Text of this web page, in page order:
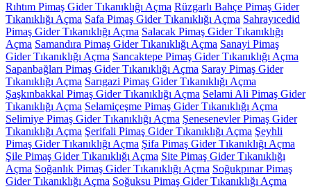
Rıhtım Pimaş Gider Tıkanıklığı Açma Rüzgarlı Bahçe Pimaş Gider
Tıkanıklığı Açma Safa Pimaş Gider Tıkanıklığı Açma Sahrayıcedid
Pimaş Gider Tıkanıklığı Açma Salacak Pimaş Gider Tıkanıklığı
Açma Samandıra Pimaş Gider Tıkanıklığı Açma Sanayi Pimaş
Gider Tıkanıklığı Açma Sancaktepe Pimaş Gider Tıkanıklığı Açma
Sapanbağları Pimaş Gider Tıkanıklığı Açma Saray Pimaş Gider
Tıkanıklığı Açma Sarıgazi Pimaş Gider Tıkanıklığı Açma
Şaşkınbakkal Pimaş Gider Tıkanıklığı Açma Selami Ali Pimaş Gider
Tıkanıklığı Açma Selamiçeşme Pimaş Gider Tıkanıklığı Açma
Selimiye Pimaş Gider Tıkanıklığı Açma Şenesenevler Pimaş Gider
Tıkanıklığı Açma Şerifali Pimaş Gider Tıkanıklığı Açma Şeyhli
Pimaş Gider Tıkanıklığı Açma Şifa Pimaş Gider Tıkanıklığı Açma
Şile Pimaş Gider Tıkanıklığı Açma Site Pimaş Gider Tıkanıklığı
Açma Soğanlık Pimaş Gider Tıkanıklığı Açma Soğukpınar Pimaş
Gider Tıkanıklığı Açma Soğuksu Pimaş Gider Tıkanıklığı Açma